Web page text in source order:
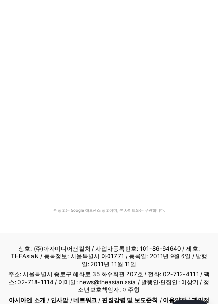
본 광고는 Google 애드센스 광고이며, 본 사이트와는 무관합니다.
상호: (주)아자미디어앤컬처 /사업자등록번호: 101-86-64640 / 제호:
THEAsiaN / 등록정보: 서울특별시 아01771 / 등록일: 2011년 9월 6일 / 발행
일: 2011년 11월 11일
주소: 서울특별시 종로구 혜화로 35 화수회관 207호 / 전화: 02-712-4111 / 팩
스: 02-718-1114 / 이메일: news@theasian.asia / 발행인·편집인: 이상기 / 청
소년보호책임자: 이주형
아시아엔 소개 / 인사말/ 네트워크 /편집강령 및 보도준칙 / 이용약관/개인정